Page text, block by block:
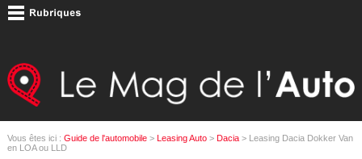
Vous êtes ici : Guide de l'automobile> Leasing Auto> Dacia> Leasing Dacia Dokker Van
en LOA ou LLD